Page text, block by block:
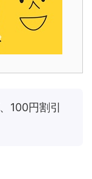
100円割引